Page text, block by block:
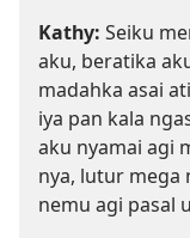
Kathy: Seiku
aku, beratika
madahka asai
iya pan kala
aku nyamai agi
nya, lutur mega
nemu agi pasal